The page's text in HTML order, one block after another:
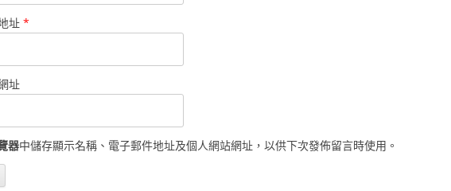
址 *
址
器中儲存顯示名稱、電子郵件地址及個人網站網址，以供下次發佈留言時使用。